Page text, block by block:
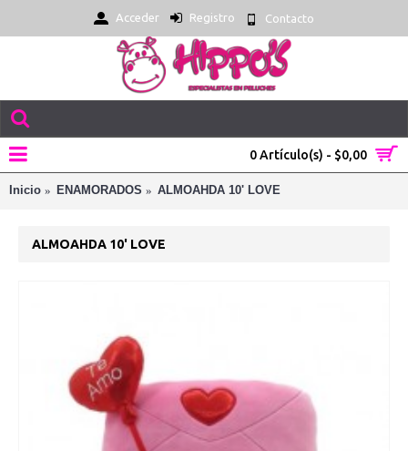
Acceder Registro Contacto
0 Artículo(s) - $0,00
Inicio ENAMORADOS ALMOAHDA 10' LOVE
ALMOAHDA 10' LOVE